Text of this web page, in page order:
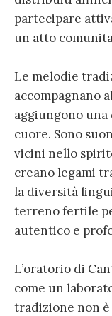
partecipare
un atto
Le melodie
accompagnano
aggiungono
cuore. Sono
vicini nello
creano legami
la diversità
terreno fertile
autentico e
L’oratorio di
come un
tradizione non è